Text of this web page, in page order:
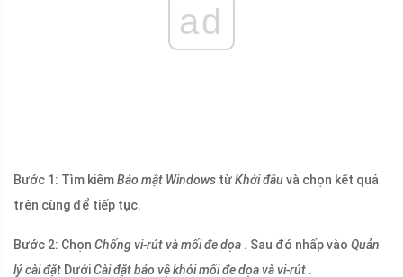
ad
Bước 1: Tìm kiếmBảo mật Windows từKhởi đầuvà chọn kết quả
trên cùng để tiếp tục.
Bước 2: Chọn Chống vi-rút và mối đe dọa . Sau đó nhấp vào Quản
lý cài đặt DướiCài đặt bảo vệ khỏi mối đe dọa và vi-rút .